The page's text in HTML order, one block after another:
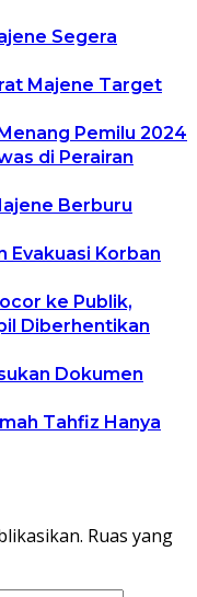
Segera
Majene Target
Pemilu 2024
di Perairan
Berburu
Evakuasi Korban
ke Publik,
Diberhentikan
Dokumen
Tahfiz Hanya
Ruas yang